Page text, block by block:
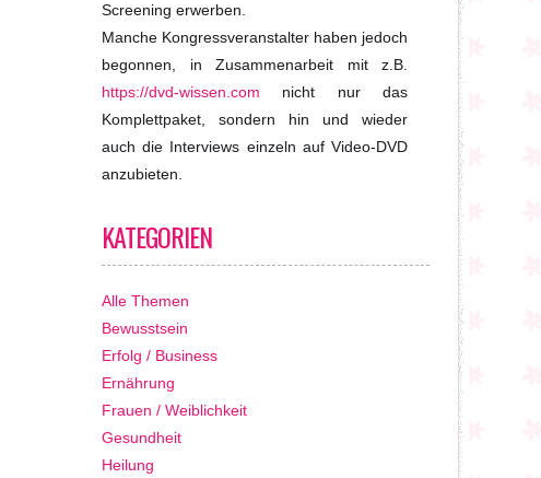
Screening erwerben.
Manche Kongressveranstalter haben jedoch
begonnen, in Zusammenarbeit mit z.B.
https://dvd-wissen.com nicht nur das
Komplettpaket, sondern hin und wieder
auch die Interviews einzeln auf Video-DVD
anzubieten.
KATEGORIEN
Alle Themen
Bewusstsein
Erfolg / Business
Ernährung
Frauen / Weiblichkeit
Gesundheit
Heilung